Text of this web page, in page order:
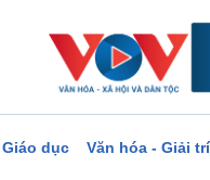
Giáo dục Văn hóa - Giải trí